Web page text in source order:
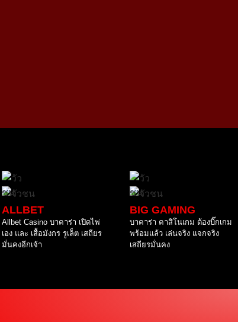
ALLBET
Allbet Casino บาคาร่า เปิดไพ่
เอง และ เสื้อมังกร รูเล็ต เสถียร
มั่นคงอีกเจ้า
BIG GAMING
บาคาร่า คาสิโนเกม ต้องบิ๊กเกม
พร้อมแล้ว เล่นจริง แจกจริง
เสถียรมั่นคง